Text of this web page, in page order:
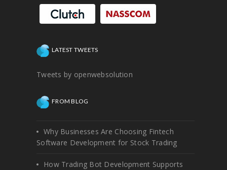
LATEST TWEETS
Tweets by openwebsolution
FROM BLOG
Why Businesses Are Choosing Fintech
Software Development for Stock Trading
How Trading Bot Development Supports